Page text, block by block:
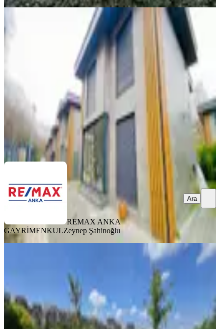
Şile Çayırbaşı Lanse Koruparkta
Kiralık Villa
Şile, Çayırbaşı Mahallesi
· 150 m²
REMAX ANKA GAYRİMENKUL
Ara
REMAX ANKA
GAYRİMENKULZeynep Şahinoğlu
Ara
Site İçi 4,5+2 220 M2 Müsatkil Garajlı
Pendik, Çamlık Mahallesi
4+2· 650 m²· 05.08.2026
205.000 ₺